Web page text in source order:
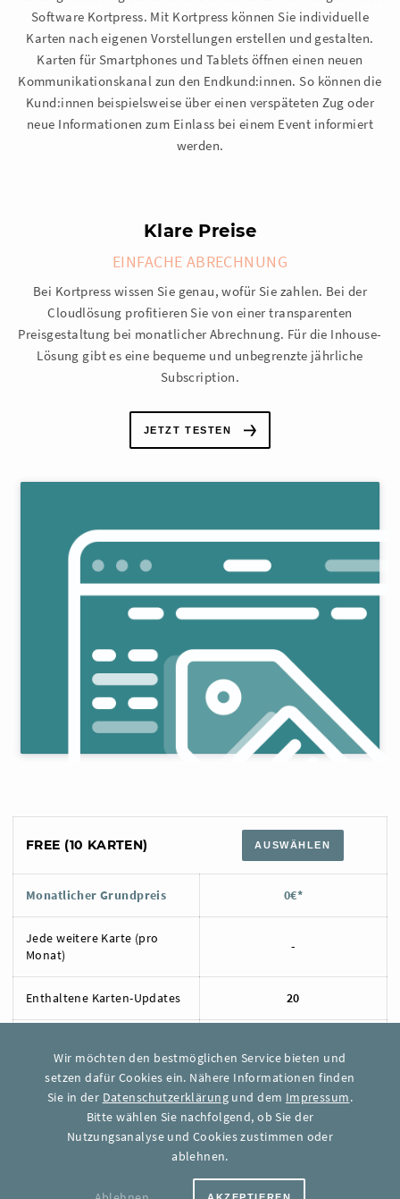
Software Kortpress. Mit Kortpress können Sie individuelle
Karten nach eigenen Vorstellungen erstellen und gestalten.
Karten für Smartphones und Tablets öffnen einen neuen
Kommunikationskanal zun den Endkund:innen. So können die
Kund:innen beispielsweise über einen verspäteten Zug oder
neue Informationen zum Einlass bei einem Event informiert
werden.
Klare Preise
EINFACHE ABRECHNUNG
Bei Kortpress wissen Sie genau, wofür Sie zahlen. Bei der
Cloudlösung profitieren Sie von einer transparenten
Preisgestaltung bei monatlicher Abrechnung. Für die Inhouse-
Lösung gibt es eine bequeme und unbegrenzte jährliche
Subscription.
JETZT TESTEN
FREE (10 KARTEN) AUSWÄHLEN
Monatlicher Grundpreis 0€*
Jede weitere Karte (pro
Monat)
-
Enthaltene Karten-Updates 20
Update
Support FAQ
AUSWÄHLEN
Wir möchten den bestmöglichen Service bieten und
setzen dafür Cookies ein. Nähere Informationen finden
Sie in der Datenschutzerklärung und dem Impressum.
Bitte wählen Sie nachfolgend, ob Sie der
Nutzungsanalyse und Cookies zustimmen oder
ablehnen.